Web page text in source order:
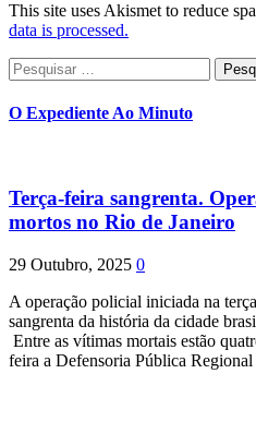
This site uses Akismet to reduce
data is processed.
Pesquisar
por:
O Expediente Ao Minuto
Terça-feira sangrenta.
mortos no Rio de Janeiro
29 Outubro, 2025 0
A operação policial iniciada na
sangrenta da história da cidade
Entre as vítimas mortais estão
feira a Defensoria Pública